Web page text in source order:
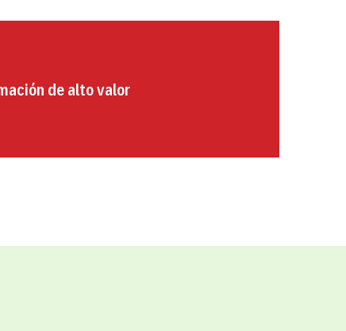
de alto valor